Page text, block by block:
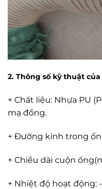
2. Thông số kỹ thuật
+ Chất liệu: Nhựa PU
mạ đồng.
+ Đường kính trong
+ Chiều dài cuộn
+ Nhiệt độ hoạt động: